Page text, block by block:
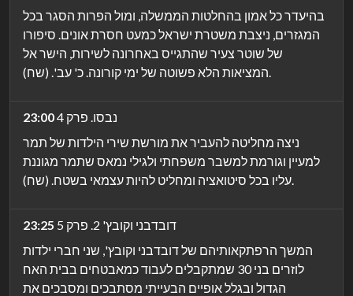
בהיעדר כל אמון בהחלטות הממשלה, ומול הפרות הסגר בכל
המגזרים, ניצבת משטרת ישראל כמעט חסרת אונים. סיפורו
של שוטר צעיר שהתגייס באחרונה לשירות, הישר אל
המציאות הלא פשוטה של ימי קורונה. כ' עב'. (שח).
23:00
נבסו. פרק 4
ניצה מחליטה להעביר את מורשת שירי הילדות של תמר
למעיין וגורמת למשבר משפחתי ולגילי נמאס שתמר מגוננת
עליו בכל סיטואציה ומחליט להיות עצמאי בשטח. (שח).
23:25
דובדבני וקובץ' 2. פרק 5
המשך הרפתקאותיהם של דובדבני וקובץ', שני חברי ילדות
לוזרים בני 30 שמתקבלים לעבוד כמאבטחים בבית האח
הגדול ובגלל אופיים הבעייתי מסתבכים ומסבכים את